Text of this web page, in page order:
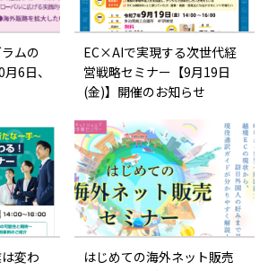
ムの
6日、
EC×AIで実現する次世代経
営戦略セミナー【9月19日
(金)】開催のお知らせ
変わ
はじめての海外ネット販売